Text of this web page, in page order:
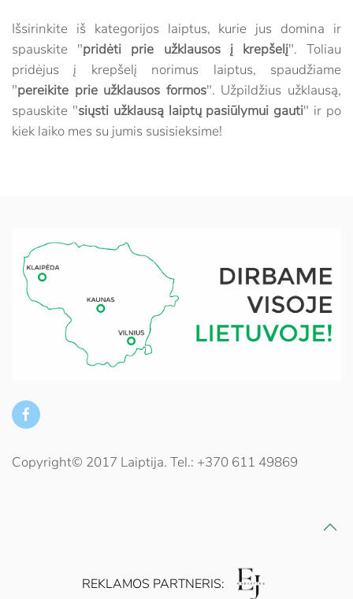
Išsirinkite iš kategorijos laiptus, kurie jus domina ir
spauskite "pridėti prie užklausos į krepšelį". Toliau
pridėjus į krepšelį norimus laiptus, spaudžiame
"pereikite prie užklausos formos". Užpildžius užklausą,
spauskite "siųsti užklausą laiptų pasiūlymui gauti" ir po
kiek laiko mes su jumis susisieksime!
Copyright© 2017 Laiptija. Tel.: +370 611 49869
REKLAMOS PARTNERIS: